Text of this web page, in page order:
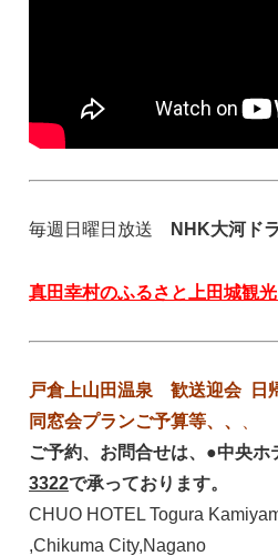
毎週日曜日放送 NHK大河ド
真田幸村のふるさと上田城観
戸倉上山田温泉 歓送迎会 日
同窓会プランご予算等、、
ご予約、お問合せは、●中央
3322で承っております。
CHUO HOTEL Togura
,Chikuma City,Nagano